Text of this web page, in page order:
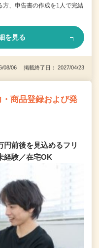
方、申告書の作成を1人で完結
を見る
08/06 掲載終了日： 2027/04/23
商品登録および発
円前後を見込めるフリ
経験／在宅OK